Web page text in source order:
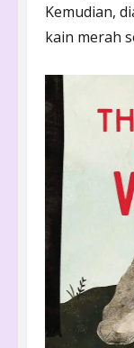
Kemudian,
kain merah